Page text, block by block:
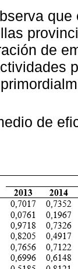
de
de